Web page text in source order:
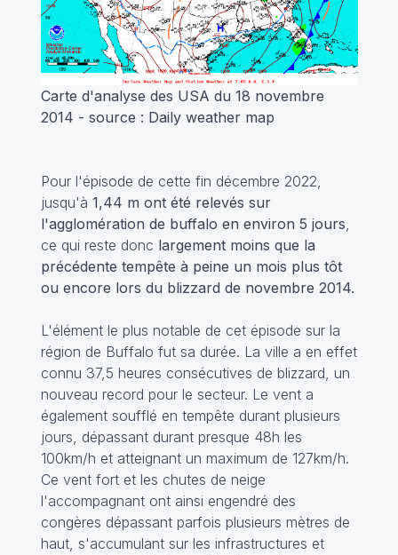
Carte d'analyse des USA du 18 novembre
2014 - source : Daily weather map
Pour l'épisode de cette fin décembre 2022,
jusqu'à 1,44 m ont été relevés sur
l'agglomération de buffalo en environ 5 jours,
ce qui reste donc largement moins que la
précédente tempête à peine un mois plus tôt
ou encore lors du blizzard de novembre 2014.
L'élément le plus notable de cet épisode sur la
région de Buffalo fut sa durée. La ville a en effet
connu 37,5 heures consécutives de blizzard, un
nouveau record pour le secteur. Le vent a
également soufflé en tempête durant plusieurs
jours, dépassant durant presque 48h les
100km/h et atteignant un maximum de 127km/h.
Ce vent fort et les chutes de neige
l'accompagnant ont ainsi engendré des
congères dépassant parfois plusieurs mètres de
haut, s'accumulant sur les infrastructures et